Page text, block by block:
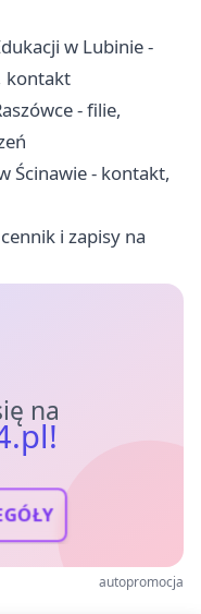
w Lubinie -
kontakt
- filie,
Ścinawie - kontakt,
i zapisy na
na
autopromocja